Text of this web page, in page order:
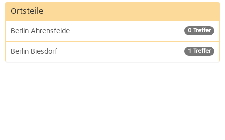
Ortsteile
0 Treffer
Berlin Ahrensfelde
1 Treffer
Berlin Biesdorf